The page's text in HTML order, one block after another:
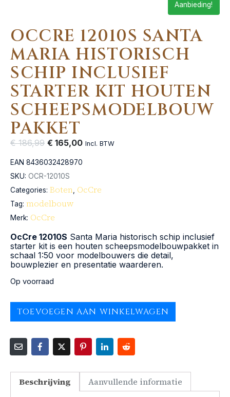
Aanbieding!
OCCRE 12010S SANTA
MARIA HISTORISCH
SCHIP INCLUSIEF
STARTER KIT HOUTEN
SCHEEPSMODELBOUW
PAKKET
€186,99 € 165,00 Incl. BTW
EAN 8436032428970
SKU: OCR-12010S
Categories: Boten OcCre
Tag: modelbouw
Merk: OcCre
OcCre 12010S Santa Maria historisch schip inclusief
starter kit is een houten scheepsmodelbouwpakket in
schaal 1:50 voor modelbouwers die detail,
bouwplezier en presentatie waarderen.
Op voorraad
TOEVOEGEN AAN WINKELWAGEN
Beschrijving Aanvullende informatie